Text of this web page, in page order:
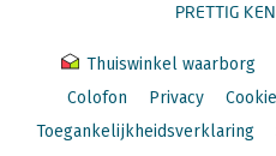
PRETTIG
Thuiswinkel waarborg
Colofon
Privacy
Toegankelijkheidsverklaring